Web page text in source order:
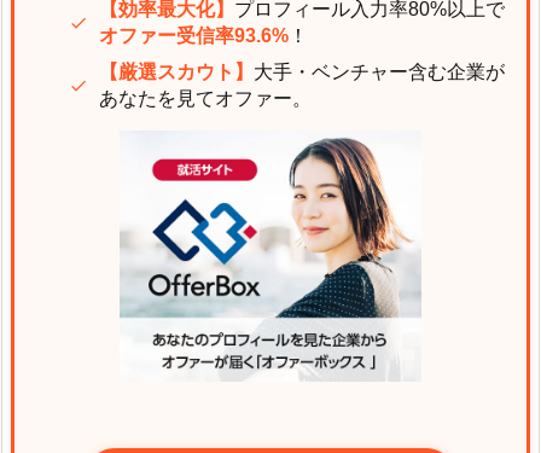
【効率最大化】 プロフィール入力率80%以上で
オファー受信率93.6% ！
【厳選スカウト】 大手・ベンチャー含む企業が
あなたを見てオファー。